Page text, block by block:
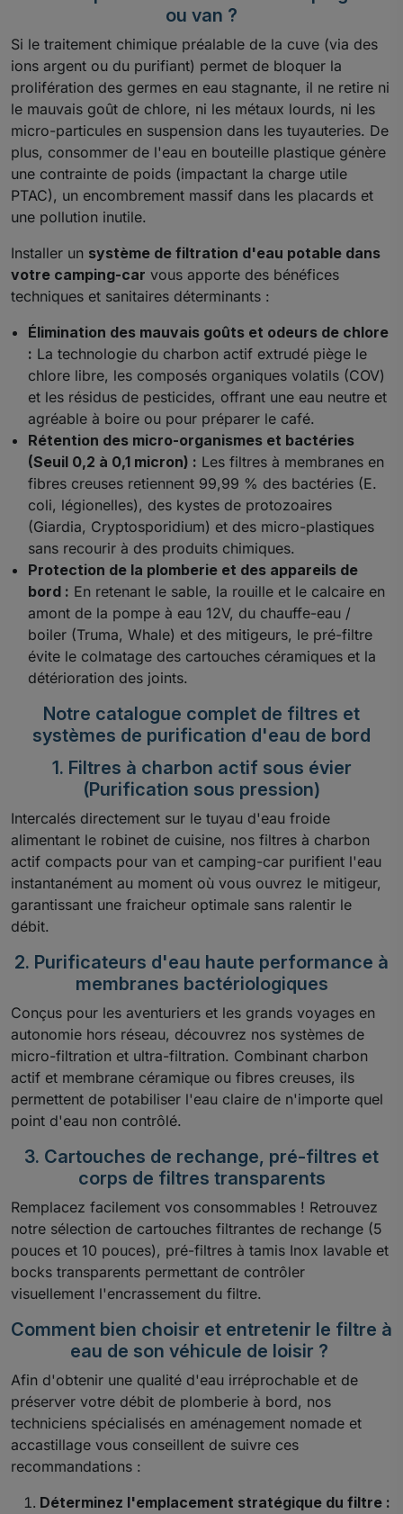
ou van ?
Si le traitement chimique préalable de la cuve (via des
ions argent ou du purifiant) permet de bloquer la
prolifération des germes en eau stagnante, il ne retire ni
le mauvais goût de chlore, ni les métaux lourds, ni les
micro-particules en suspension dans les tuyauteries. De
plus, consommer de l'eau en bouteille plastique génère
une contrainte de poids (impactant la charge utile
PTAC), un encombrement massif dans les placards et
une pollution inutile.
Installer un système de filtration d'eau potable dans
votre camping-car vous apporte des bénéfices
techniques et sanitaires déterminants :
Élimination des mauvais goûts et odeurs de chlore
: La technologie du charbon actif extrudé piège le
chlore libre, les composés organiques volatils (COV)
et les résidus de pesticides, offrant une eau neutre et
agréable à boire ou pour préparer le café.
Rétention des micro-organismes et bactéries
(Seuil 0,2 à 0,1 micron) : Les filtres à membranes en
fibres creuses retiennent 99,99 % des bactéries (E.
coli, légionelles), des kystes de protozoaires
(Giardia, Cryptosporidium) et des micro-plastiques
sans recourir à des produits chimiques.
Protection de la plomberie et des appareils de
bord : En retenant le sable, la rouille et le calcaire en
amont de la pompe à eau 12V, du chauffe-eau /
boiler (Truma, Whale) et des mitigeurs, le pré-filtre
évite le colmatage des cartouches céramiques et la
détérioration des joints.
Notre catalogue complet de filtres et
systèmes de purification d'eau de bord
1. Filtres à charbon actif sous évier
(Purification sous pression)
Intercalés directement sur le tuyau d'eau froide
alimentant le robinet de cuisine, nos filtres à charbon
actif compacts pour van et camping-car purifient l'eau
instantanément au moment où vous ouvrez le mitigeur,
garantissant une fraicheur optimale sans ralentir le
débit.
2. Purificateurs d'eau haute performance à
membranes bactériologiques
Conçus pour les aventuriers et les grands voyages en
autonomie hors réseau, découvrez nos systèmes de
micro-filtration et ultra-filtration. Combinant charbon
actif et membrane céramique ou fibres creuses, ils
permettent de potabiliser l'eau claire de n'importe quel
point d'eau non contrôlé.
3. Cartouches de rechange, pré-filtres et
corps de filtres transparents
Remplacez facilement vos consommables ! Retrouvez
notre sélection de cartouches filtrantes de rechange (5
pouces et 10 pouces), pré-filtres à tamis Inox lavable et
bocks transparents permettant de contrôler
visuellement l'encrassement du filtre.
Comment bien choisir et entretenir le filtre à
eau de son véhicule de loisir ?
Afin d'obtenir une qualité d'eau irréprochable et de
préserver votre débit de plomberie à bord, nos
techniciens spécialisés en aménagement nomade et
accastillage vous conseillent de suivre ces
recommandations :
Déterminez l'emplacement stratégique du filtre :